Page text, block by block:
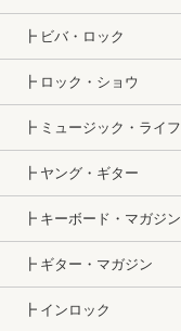
┣ ビバ・ロック
┣ ロック・ショウ
┣ ミュージック・ライフ
┣ ヤング・ギター
┣ キーボード・マガジン
┣ ギター・マガジン
┣ インロック